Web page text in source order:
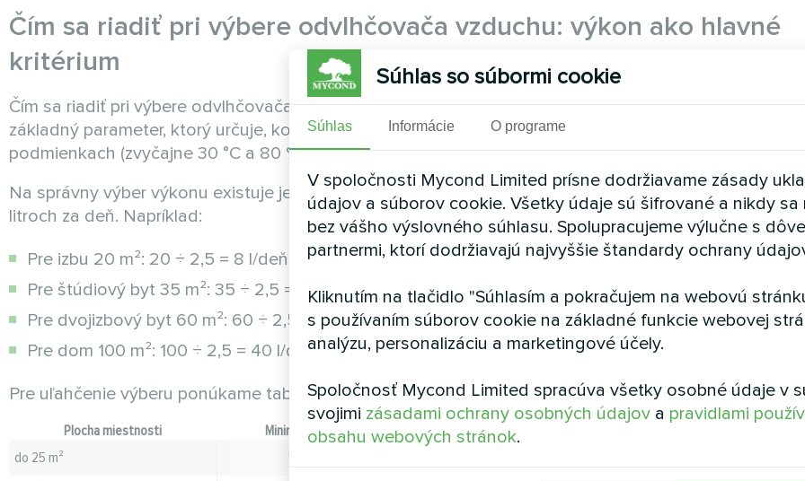
Čím sa riadiť pri výbere odvlhčovača vzduchu: výkon ako hlavné
kritérium
Čím sa riadiť pri výbere odvlhčovača vzduchu? V prvom rade treba rozumieť,
základný parameter, ktorý určuje, koľko litrov vody je zariadenie schopné zozbierať za deň v
podmienkach (zvyčajne 30 °C a 80 % vlhkosti). Práve tento ukazovateľ by mal byť hlavným kritériom
Na správny výber výkonu existuje jednoduchý vzorec: plochu miestnosti v m² vydeliť 2,5 = potrebný
litroch za deň. Napríklad:
Pre izbu 20 m²: 20 ÷ 2,5 = 8 l/deň (odporúčaných min. 12 l/deň)
Pre štúdiový byt 35 m²: 35 ÷ 2,5 = 14 l/deň (odporúčaných 16 l/deň)
Pre dvojizbový byt 60 m²: 60 ÷ 2,5 = 24 l/deň (odporúčaných 25 l/deň)
Pre dom 100 m²: 100 ÷ 2,5 = 40 l/deň (odporúčané dva odvlhčovače)
Pre uľahčenie výberu ponúkame tabuľku výberu podľa plochy:
Plocha miestnosti Minimálny výkon
do 25 m²
12 l/deň
Súhlas so súbormi cookie
Súhlas Informácie O programe
V spoločnosti Mycond Limited prísne dodržiavame zásady
údajov a súborov cookie. Všetky údaje sú šifrované a nikdy sa
bez vášho výslovného súhlasu. Spolupracujeme výlučne s
partnermi, ktorí dodržiavajú najvyššie štandardy ochrany
Kliknutím na tlačidlo "Súhlasím a pokračujem na webovú
s používaním súborov cookie na základné funkcie webovej
analýzu, personalizáciu a marketingové účely.
Spoločnosť Mycond Limited spracúva všetky osobné údaje v
svojimi zásadami ochrany osobných údajov a pravidlami
obsahu webových stránok.